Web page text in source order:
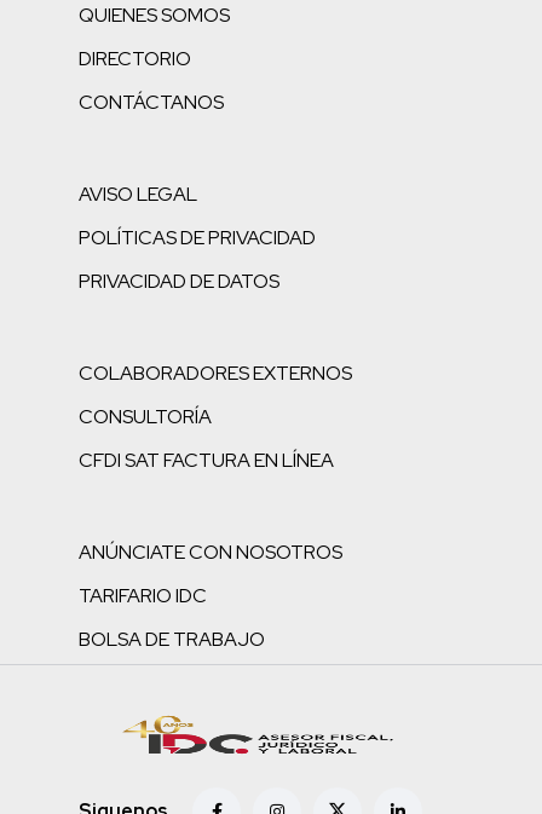
QUIENES SOMOS
DIRECTORIO
CONTÁCTANOS
AVISO LEGAL
POLÍTICAS DE PRIVACIDAD
PRIVACIDAD DE DATOS
COLABORADORES EXTERNOS
CONSULTORÍA
CFDI SAT FACTURA EN LÍNEA
ANÚNCIATE CON NOSOTROS
TARIFARIO IDC
BOLSA DE TRABAJO